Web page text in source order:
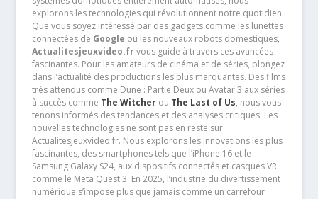
explorons les technologies qui révolutionnent notre quotidien.
Que vous soyez intéressé par des gadgets comme les lunettes
connectées de Google ou les nouveaux robots domestiques,
Actualitesjeuxvideo.frvous guide à travers ces avancées
fascinantes. Pour les amateurs de cinéma et de séries, plongez
dans l’actualité des productions les plus marquantes. Des films
très attendus comme Dune : Partie Deux ou Avatar 3 aux séries
à succès comme The Witcherou The Last of Us, nous vous
tenons informés des tendances et des analyses critiques .Les
nouvelles technologies ne sont pas en reste sur
Actualitesjeuxvideo.fr. Nous explorons les innovations les plus
fascinantes, des smartphones tels que l’iPhone 16 et le
Samsung Galaxy S24, aux dispositifs connectés et casques VR
comme le Meta Quest 3. En 2025, l’industrie du divertissement
numérique s’impose plus que jamais comme un carrefour